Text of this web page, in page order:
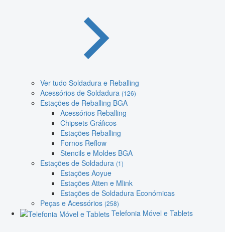
Ver tudo Soldadura e Reballing
Acessórios de Soldadura (126)
Estações de Reballing BGA
Acessórios Reballing
Chipsets Gráficos
Estações Reballing
Fornos Reflow
Stencils e Moldes BGA
Estações de Soldadura (1)
Estações Aoyue
Estações Atten e Mlink
Estações de Soldadura Económicas
Peças e Acessórios (258)
Telefonia Móvel e Tablets